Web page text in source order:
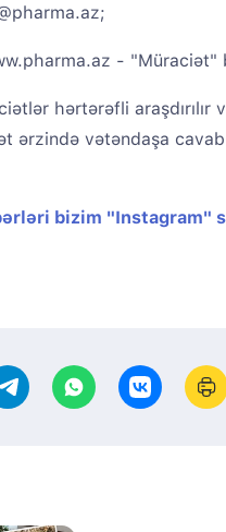
- "Müraciət"
hərtərəfli
ərzində vətəndaşa
bizim "Instagram"